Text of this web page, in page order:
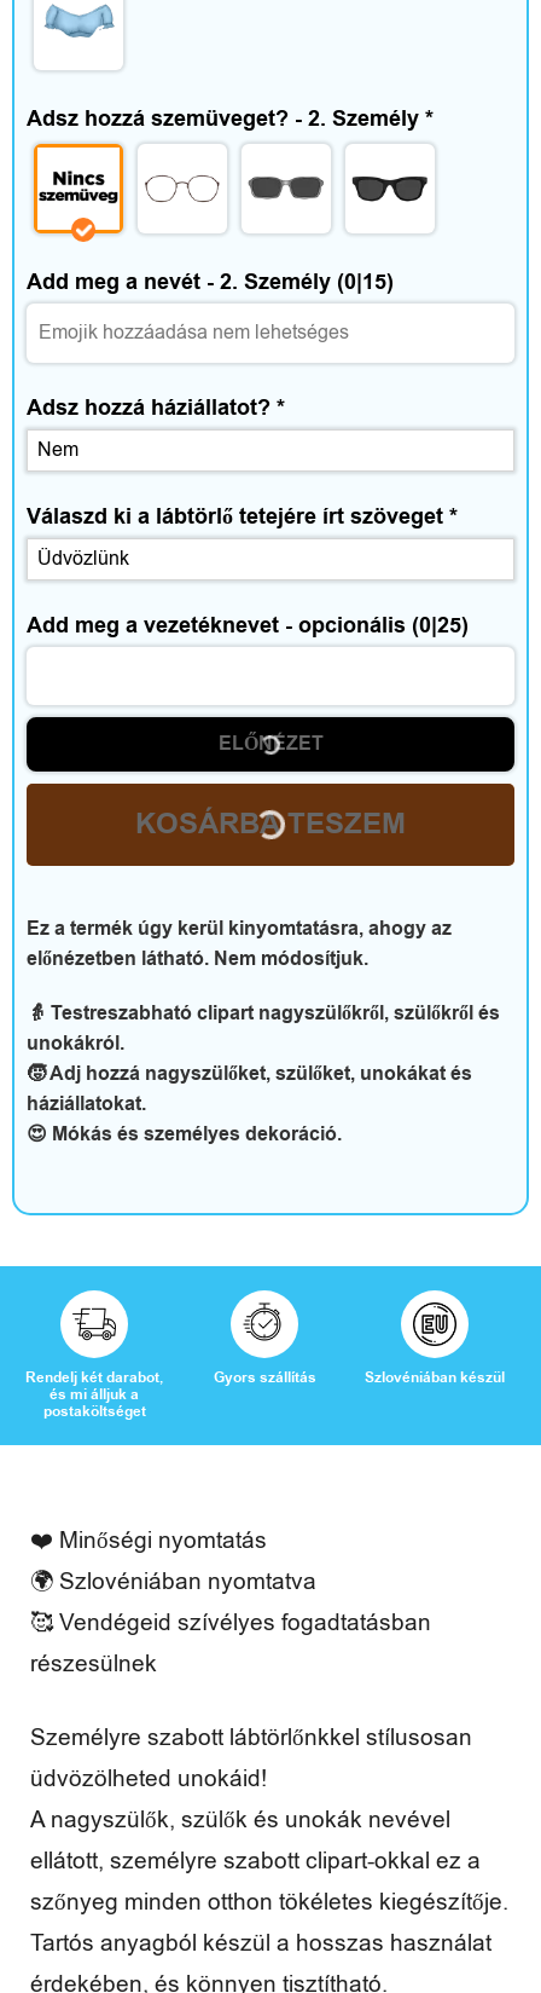
Adsz hozzá szemüveget? - 2. Személy *
Add meg a nevét - 2. Személy (0|15)
Adsz hozzá háziállatot? *
Válaszd ki a lábtörlő tetejére írt szöveget *
Add meg a vezetéknevet - opcionális (0|25)
ELŐNÉZET
KOSÁRBA TESZEM
Ez a termék úgy kerül kinyomtatásra, ahogy az
előnézetben látható. Nem módosítjuk.
👵 Testreszabható clipart nagyszülőkről, szülőkről és
unokákról.
🧒 Adj hozzá nagyszülőket, szülőket, unokákat és
háziállatokat.
😍 Mókás és személyes dekoráció.
Rendelj két darabot,
és mi álljuk a
postaköltséget
Gyors szállítás Szlovéniában készül
❤️ Minőségi nyomtatás
🌍 Szlovéniában nyomtatva
🥰 Vendégeid szívélyes fogadtatásban
részesülnek
Személyre szabott lábtörlőnkkel stílusosan
üdvözölheted unokáid!
A nagyszülők, szülők és unokák nevével
ellátott, személyre szabott clipart-okkal ez a
szőnyeg minden otthon tökéletes kiegészítője.
Tartós anyagból készül a hosszas használat
érdekében, és könnyen tisztítható.